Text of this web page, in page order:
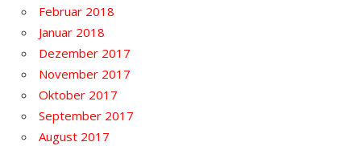
Februar 2018
Januar 2018
Dezember 2017
November 2017
Oktober 2017
September 2017
August 2017